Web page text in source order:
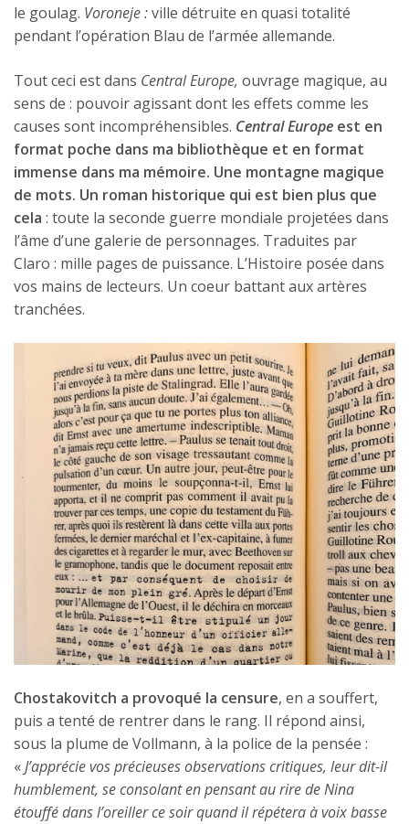
le goulag. Voroneje :ville détruite en quasi totalité
pendant l’opération Blau de l’armée allemande.
Tout ceci est dans Central Europe, ouvrage magique, au
sens de : pouvoir agissant dont les effets comme les
causes sont incompréhensibles. Central Europe est en
format poche dans ma bibliothèque et en format
immense dans ma mémoire. Une montagne magique
de mots. Un roman historique qui est bien plus que
cela : toute la seconde guerre mondiale projetées dans
l’âme d’une galerie de personnages. Traduites par
Claro : mille pages de puissance. L’Histoire posée dans
vos mains de lecteurs. Un coeur battant aux artères
tranchées.
Chostakovitch a provoqué la censure, en a souffert,
puis a tenté de rentrer dans le rang. Il répond ainsi,
sous la plume de Vollmann, à la police de la pensée :
«J’apprécie vos précieuses observations critiques, leur dit-il
humblement, se consolant en pensant au rire de Nina
étouffé dans l’oreiller ce soir quand il répétera à voix basse